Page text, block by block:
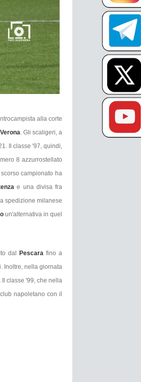
alla corte
. Gli scaligeri, a
Il classe '97, quindi,
8 azzurrostellato
campionato ha
e una divisa fra
spedizione milanese
un'alternativa in quel
dalPescarafino a
Inoltre, nella giornata
Il classe '99, che nella
napoletano con il